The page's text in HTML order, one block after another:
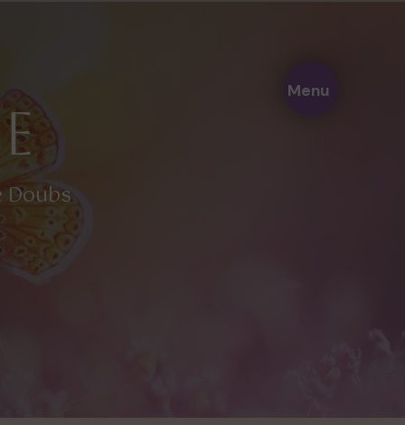
Menu
Doubs